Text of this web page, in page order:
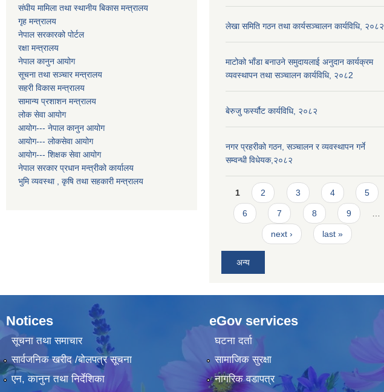
संघीय मामिला तथा स्थानीय बिकास मन्त्रालय
गृह मन्त्रालय
नेपाल सरकारको पोर्टल
रक्षा मन्त्रालय
नेपाल कानुन आयोग
सूचना तथा सञ्चार मन्त्रालय
सहरी विकास मन्त्रालय
सामान्य प्रशाशन मन्त्रालय
लोक सेवा आयोग
आयोग--- नेपाल कानुन आयोग
आयोग--- लोकसेवा आयोग
आयोग--- शिक्षक सेवा आयोग
नेपाल सरकार प्रधान मन्त्रीको कार्यालय
भुमि व्यवस्था , कृषि तथा सहकारी मन्त्रालय
लेखा समिति गठन तथा कार्यसञ्चालन कार्यविधि, २०८२
माटोको भाँडा बनाउने समुदायलाई अनुदान कार्यक्रम
व्यवस्थापन तथा सञ्चालन कार्यविधि, २०८2
बेरुजु फर्स्यौट कार्यविधि, २०८२
नगर प्रहरीको गठन, सञ्चालन र व्यवस्थापन गर्ने
सम्वन्धी विधेयक,२०८२
Pages
1 2 3 4 5
6 7 8 9
next › last »
अन्य
Notices
सूचना तथा समाचार
सार्वजनिक खरीद /बोलपत्र सूचना
एन, कानुन तथा निर्देशिका
eGov services
घटना दर्ता
सामाजिक सुरक्षा
नागरिक वडापत्र